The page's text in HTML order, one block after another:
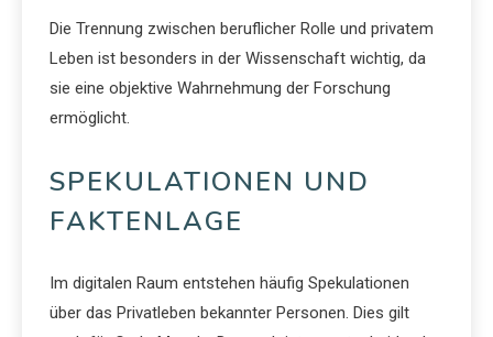
Die Trennung zwischen beruflicher Rolle und privatem
Leben ist besonders in der Wissenschaft wichtig, da
sie eine objektive Wahrnehmung der Forschung
ermöglicht.
SPEKULATIONEN UND
FAKTENLAGE
Im digitalen Raum entstehen häufig Spekulationen
über das Privatleben bekannter Personen. Dies gilt